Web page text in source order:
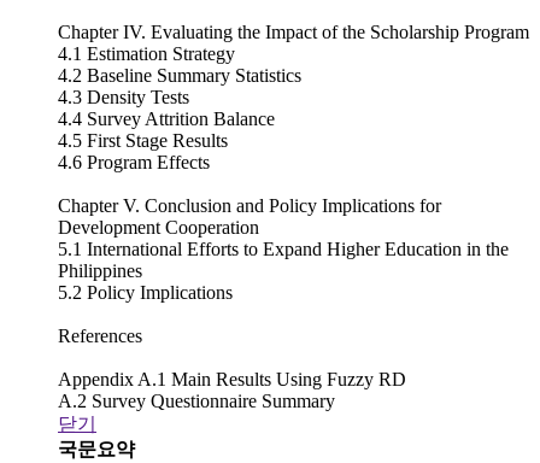
Chapter IV. Evaluating the Impact of the Scholarship Program
4.1 Estimation Strategy
4.2 Baseline Summary Statistics
4.3 Density Tests
4.4 Survey Attrition Balance
4.5 First Stage Results
4.6 Program Effects
Chapter V. Conclusion and Policy Implications for
Development Cooperation
5.1 International Efforts to Expand Higher Education in the
Philippines
5.2 Policy Implications
References
Appendix A.1 Main Results Using Fuzzy RD
A.2 Survey Questionnaire Summary
닫기
국문요약